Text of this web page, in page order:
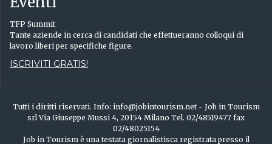
TFP Summit
Tante aziende in cerca di candidati che effettueranno colloqui di
lavoro liberi per specifiche figure.
ISCRIVITI GRATIS!
Tutti i diritti riservati. Info: info@jobintourism.net - Job in Tourism
srl Via Giuseppe Mussi 4, 20154 Milano Tel. 02/48519477 fax
02/48025154
Job in Tourism è una testata giornalistisca registrata presso il